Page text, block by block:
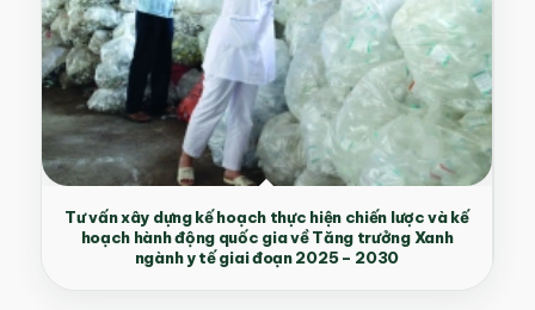
Tư vấn xây dựng kế hoạch thực hiện chiến lược và kế
hoạch hành động quốc gia về Tăng trưởng Xanh
ngành y tế giai đoạn 2025 – 2030